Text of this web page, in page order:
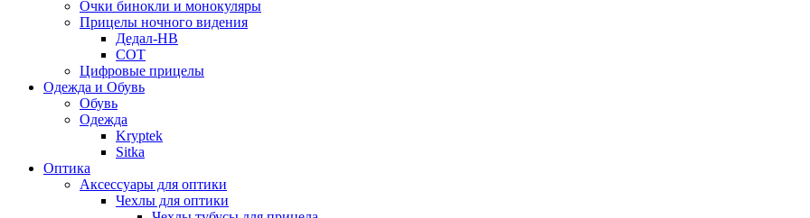
Очки бинокли и монокуляры
Прицелы ночного видения
Дедал-НВ
СОТ
Цифровые прицелы
Одежда и Обувь
Обувь
Одежда
Kryptek
Sitka
Оптика
Аксессуары для оптики
Чехлы для оптики